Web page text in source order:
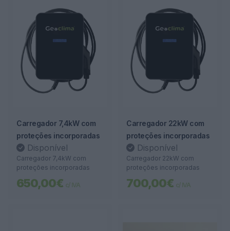
Carregador 7,4kW com
proteções incorporadas
Disponível
Carregador 7,4kW com
proteções incorporadas
650,00€ c/ IVA
Carregador 22kW com
proteções incorporadas
Disponível
Carregador 22kW com
proteções incorporadas
700,00€ c/ IVA